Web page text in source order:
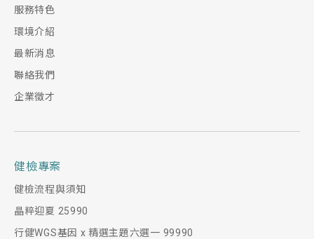
服務特色
環境介紹
最新消息
聯絡我們
企業徵才
健檢專案
健檢流程與須知
晶粹迎夏 25990
行健WGS基因 x 精選主題六選一 99990